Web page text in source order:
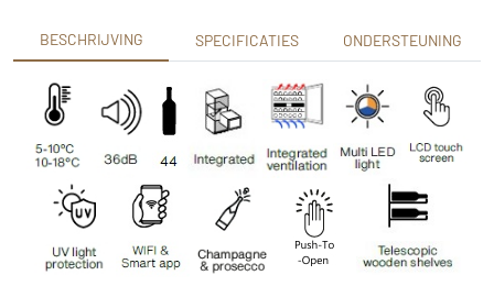
BESCHRIJVING SPECIFICATIES ONDERSTEUNING